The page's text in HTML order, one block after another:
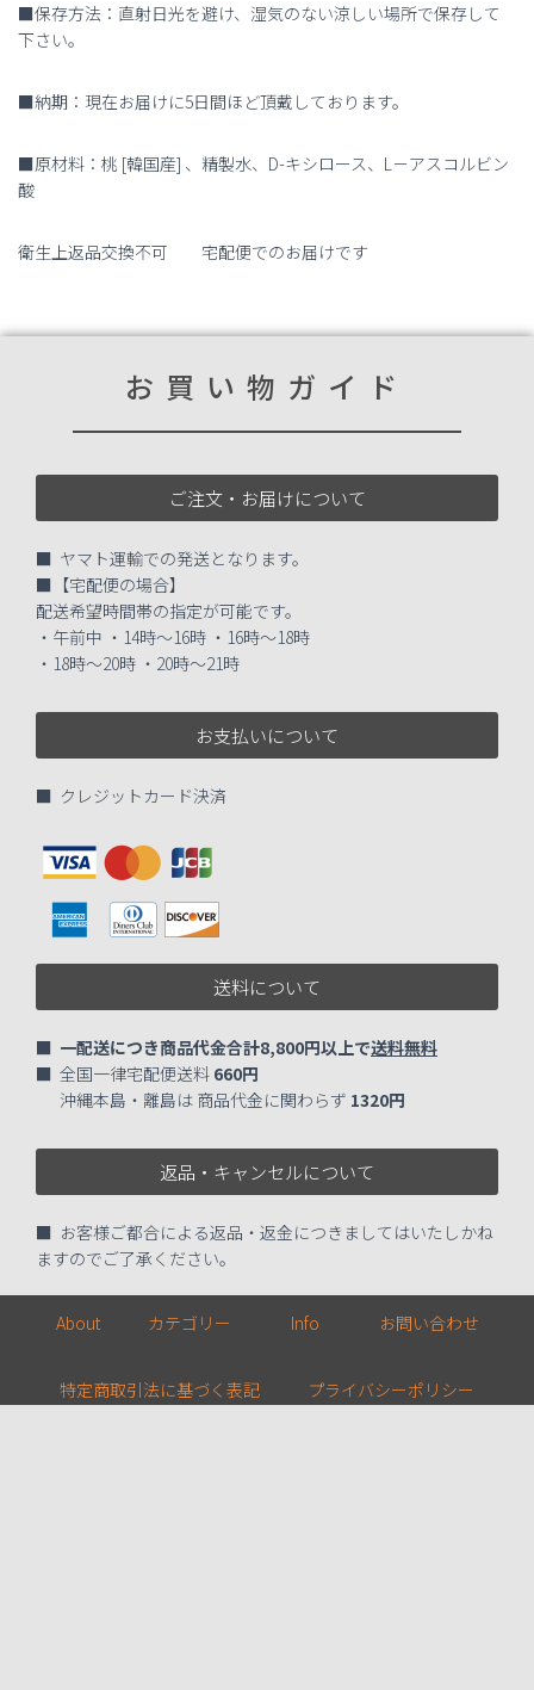
■保存方法：直射日光を避け、湿気のない涼しい場所で保存して
下さい。
■納期：現在お届けに5日間ほど頂戴しております。
■原材料：桃 [韓国産] 、精製水、D-キシロース、L－アスコルビン
酸
衛生上返品交換不可 宅配便でのお届けです
お買い物ガイド
ご注文・お届けについて
■ ヤマト運輸での発送となります。
■【宅配便の場合】
配送希望時間帯の指定が可能です。
・午前中 ・14時～16時 ・16時～18時
・18時～20時 ・20時～21時
お支払いについて
■ クレジットカード決済
送料について
■ 一配送につき商品代金合計8,800円以上で送料無料
■ 全国一律宅配便送料 660円
沖縄本島・離島は 商品代金に関わらず 1320円
返品・キャンセルについて
■ お客様ご都合による返品・返金につきましてはいたしかね
ますのでご了承ください。
About カテゴリー Info お問い合わせ
特定商取引法に基づく表記 プライバシーポリシー